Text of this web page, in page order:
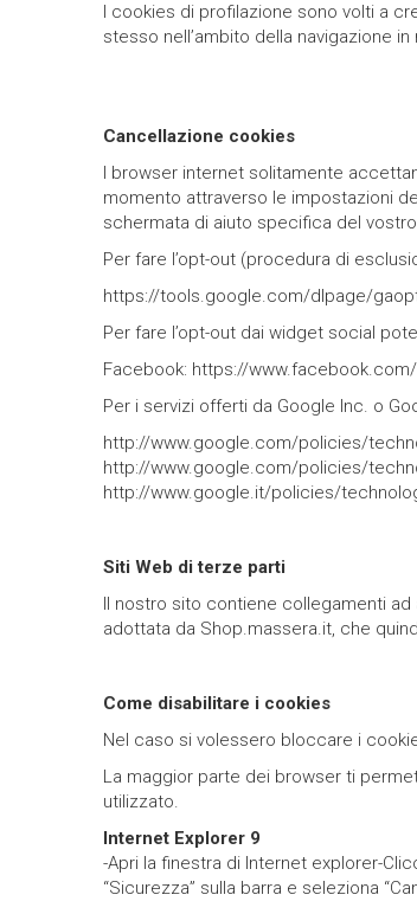
I cookies di profilazione sono volti a
stesso nell’ambito della navigazione in
Cancellazione cookies
I browser internet solitamente
momento attraverso le impostazioni
schermata di aiuto specifica del
Per fare l’opt-out (procedura di
https://tools.google.com/dlpage/
Per fare l’opt-out dai widget social
Facebook: https://
Per i servizi offerti da Google Inc. o
http://www.google.com/policies/
http://www.google.com/policies/
http://www.google.it/policies/
Siti Web di terze parti
Il nostro sito contiene collegamenti
adottata da Shop.massera.it, che
Come disabilitare i cookies
Nel caso si volessero bloccare i
La maggior parte dei browser ti
utilizzato.
Internet Explorer 9
-Apri la finestra di Internet explorer-
“Sicurezza” sulla barra e seleziona